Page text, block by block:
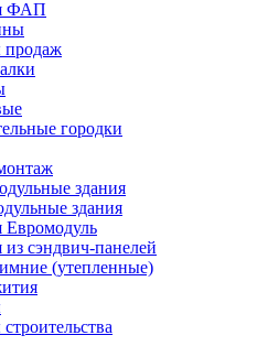
ФАП
продаж
городки
здания
здания
Евромодуль
сэндвич-панелей
(утепленные)